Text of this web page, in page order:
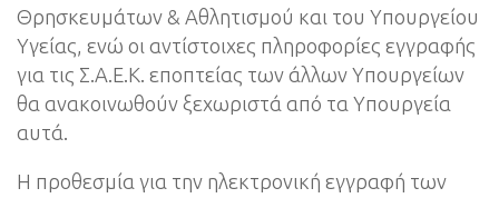
Θρησκευμάτων & Αθλητισμού και του Υπουργείου
Υγείας, ενώ οι αντίστοιχες πληροφορίες εγγραφής
για τις Σ.Α.Ε.Κ. εποπτείας των άλλων Υπουργείων
θα ανακοινωθούν ξεχωριστά από τα Υπουργεία
αυτά.
Η προθεσμία για την ηλεκτρονική εγγραφή των